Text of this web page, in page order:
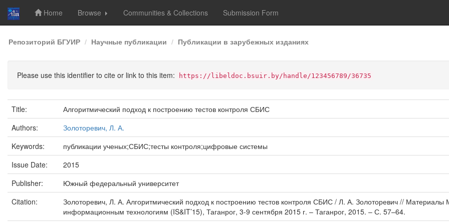
Skip
navigation
Home Browse Communities & Collections Submission Form
Репозиторий БГУИР Научные публикации Публикации в зарубежных изданиях
Please use this identifier to cite or link to this item: https://libeldoc.bsuir.by/handle/123456789/36735
Title:
Алгоритмический подход к построению тестов контроля СБИС
Authors:
Золоторевич, Л. А.
Keywords:
публикации ученых;СБИС;тесты контроля;цифровые системы
Issue Date:
2015
Publisher:
Южный федеральный университет
Citation:
Золоторевич, Л. А. Алгоритмический подход к построению тестов контроля СБИС / Л. А. Золоторевич //
информационным технологиям (IS&IT’15), Таганрог, 3-9 сентября 2015 г. – Таганрог, 2015. – С. 57–64.